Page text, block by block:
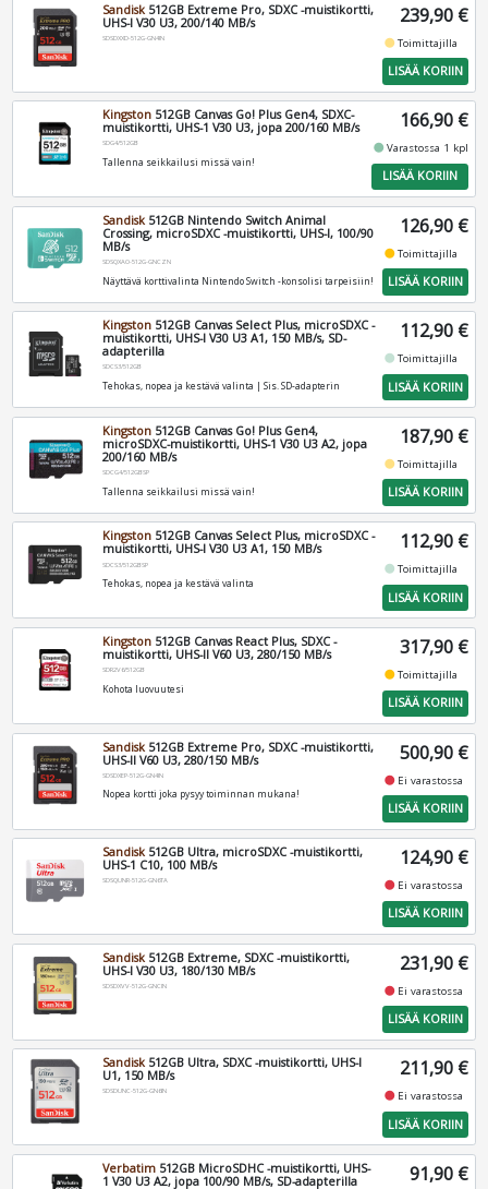
Sandisk 512GB Extreme Pro, SDXC -muistikortti,
UHS-I V30 U3, 200/140 MB/s
SDSDXXD-512G-GN4IN
239,90 €
fiber_manual_recordToimittajilla
LISÄÄ KORIIN
Kingston 512GB Canvas Go! Plus Gen4, SDXC-
muistikortti, UHS-1 V30 U3, jopa 200/160 MB/s
SDG4/512GB
Tallenna seikkailusi missä vain!
166,90 €
fiber_manual_recordVarastossa 1 kpl
LISÄÄ KORIIN
Sandisk 512GB Nintendo Switch Animal
Crossing, microSDXC -muistikortti, UHS-I, 100/90
MB/s
SDSQXAO-512G-GNCZN
Näyttävä korttivalinta Nintendo Switch -konsolisi tarpeisiin!
126,90 €
fiber_manual_recordToimittajilla
LISÄÄ KORIIN
Kingston 512GB Canvas Select Plus, microSDXC -
muistikortti, UHS-I V30 U3 A1, 150 MB/s, SD-
adapterilla
SDCS3/512GB
Tehokas, nopea ja kestävä valinta | Sis. SD-adapterin
112,90 €
fiber_manual_recordToimittajilla
LISÄÄ KORIIN
Kingston 512GB Canvas Go! Plus Gen4,
microSDXC-muistikortti, UHS-1 V30 U3 A2, jopa
200/160 MB/s
SDCG4/512GBSP
Tallenna seikkailusi missä vain!
187,90 €
fiber_manual_recordToimittajilla
LISÄÄ KORIIN
Kingston 512GB Canvas Select Plus, microSDXC -
muistikortti, UHS-I V30 U3 A1, 150 MB/s
SDCS3/512GBSP
Tehokas, nopea ja kestävä valinta
112,90 €
fiber_manual_recordToimittajilla
LISÄÄ KORIIN
Kingston 512GB Canvas React Plus, SDXC -
muistikortti, UHS-II V60 U3, 280/150 MB/s
SDR2V6/512GB
Kohota luovuutesi
317,90 €
fiber_manual_recordToimittajilla
LISÄÄ KORIIN
Sandisk 512GB Extreme Pro, SDXC -muistikortti,
UHS-II V60 U3, 280/150 MB/s
SDSDXEP-512G-GN4IN
Nopea kortti joka pysyy toiminnan mukana!
500,90 €
fiber_manual_record Ei varastossa
LISÄÄ KORIIN
Sandisk512GB Ultra, microSDXC -muistikortti,
UHS-1 C10, 100 MB/s
SDSQUNR-512G-GN6TA
124,90 €
fiber_manual_record Ei varastossa
LISÄÄ KORIIN
Sandisk 512GB Extreme, SDXC -muistikortti,
UHS-I V30 U3, 180/130 MB/s
SDSDXVV-512G-GNCIN
231,90 €
fiber_manual_record Ei varastossa
LISÄÄ KORIIN
Sandisk512GB Ultra, SDXC -muistikortti, UHS-I
U1, 150 MB/s
SDSDUNC-512G-GN6IN
211,90 €
fiber_manual_record Ei varastossa
LISÄÄ KORIIN
Verbatim 512GB MicroSDHC -muistikortti, UHS-
1 V30 U3 A2, jopa 100/90 MB/s, SD-adapterilla
91,90 €